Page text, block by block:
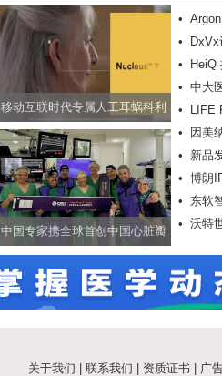
移动互联时代专属人工耳蜗科利
耳Nucleus? 7声音处理器
中国专家携全球首创中国心脏瓣
新篇章
•
同轴导
•
临床试
•
HeiQ
• 中大
物移植
•
LIFE
•
因美
景变异
• 新品
艳上市
• 博朗
趋势
• 东软
• 沃特
关于我们 联系我们 资质证书 广